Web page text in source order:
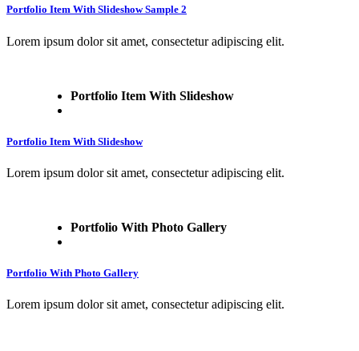
Portfolio Item With Slideshow Sample 2
Lorem ipsum dolor sit amet, consectetur adipiscing elit.
Portfolio Item With Slideshow
Portfolio Item With Slideshow
Lorem ipsum dolor sit amet, consectetur adipiscing elit.
Portfolio With Photo Gallery
Portfolio With Photo Gallery
Lorem ipsum dolor sit amet, consectetur adipiscing elit.